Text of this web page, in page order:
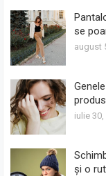
se
august
iulie
și o